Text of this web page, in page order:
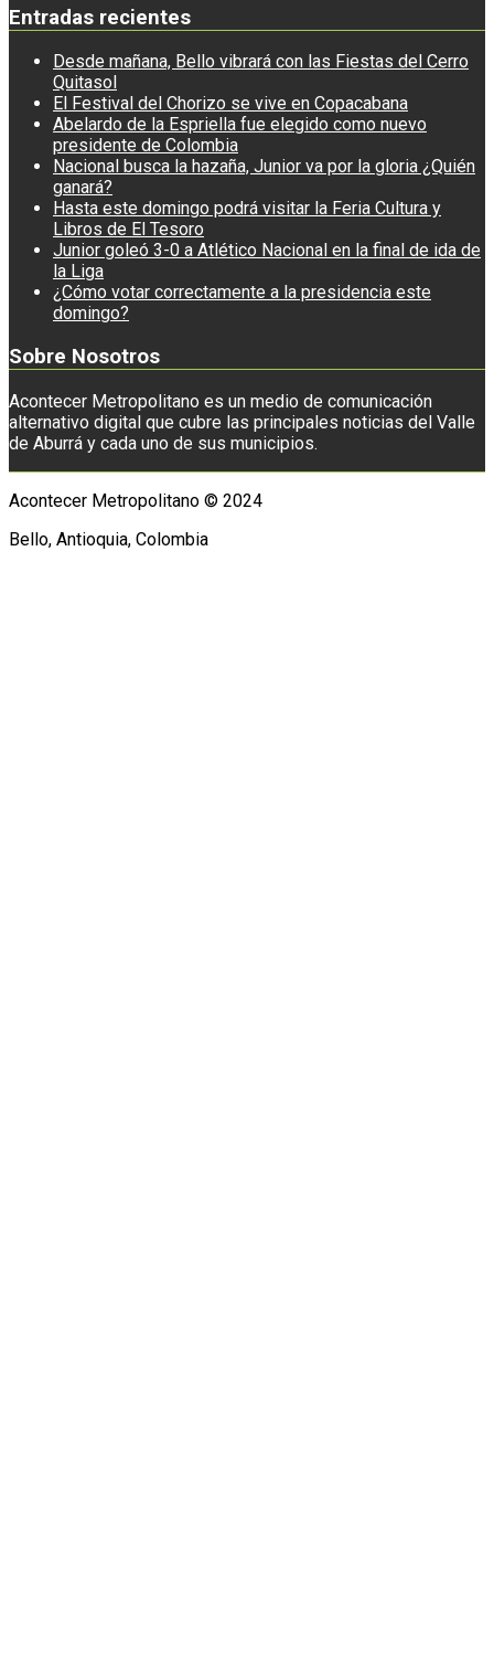
Entradas recientes
Desde mañana, Bello vibrará con las Fiestas del Cerro
Quitasol
El Festival del Chorizo se vive en Copacabana
Abelardo de la Espriella fue elegido como nuevo
presidente de Colombia
Nacional busca la hazaña, Junior va por la gloria ¿Quién
ganará?
Hasta este domingo podrá visitar la Feria Cultura y
Libros de El Tesoro
Junior goleó 3-0 a Atlético Nacional en la final de ida de
la Liga
¿Cómo votar correctamente a la presidencia este
domingo?
Sobre Nosotros
Acontecer Metropolitano es un medio de comunicación
alternativo digital que cubre las principales noticias del Valle
de Aburrá y cada uno de sus municipios.
Acontecer Metropolitano © 2024
Bello, Antioquia, Colombia